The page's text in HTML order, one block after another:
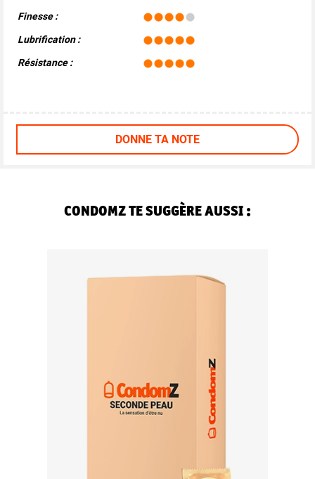
Finesse :
Lubrification :
Résistance :
DONNE TA NOTE
CONDOMZ TE SUGGÈRE AUSSI :